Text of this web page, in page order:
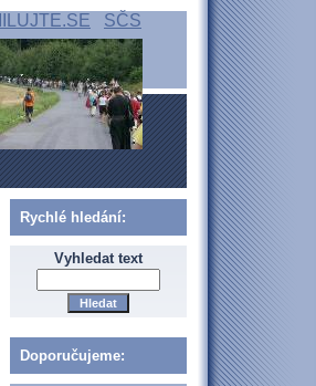
SČS
Rychlé hledání:
Vyhledat text
Doporučujeme: